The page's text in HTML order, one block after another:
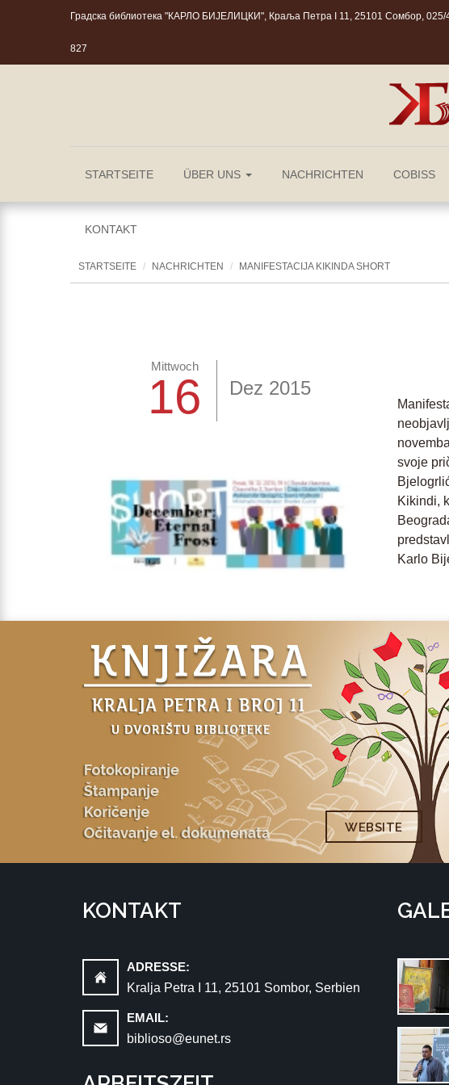
Градска библиотека "КАРЛО БИЈЕЛИЦКИ", Краља Петра I 11, 25101 Сомбор, 025/
827
STARTSEITE ÜBER UNS NACHRICHTEN COBISS
KONTAKT
STARTSEITE NACHRICHTEN MANIFESTACIJA KIKINDA SHORT
Mittwoch
16 Dez 2015
svoje
Kikindi,
Karlo
WEBSITE
KONTAKT
ADRESSE:
Kralja Petra I 11, 25101 Sombor, Serbien
EMAIL:
biblioso@eunet.rs